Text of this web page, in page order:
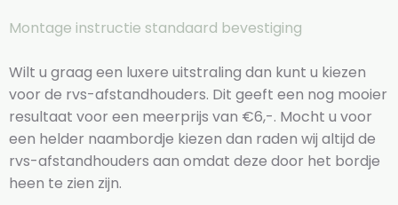
Montage instructie standaard bevestiging
Wilt u graag een luxere uitstraling dan kunt u kiezen
voor de rvs-afstandhouders. Dit geeft een nog mooier
resultaat voor een meerprijs van €6,-. Mocht u voor
een helder naambordje kiezen dan raden wij altijd de
rvs-afstandhouders aan omdat deze door het bordje
heen te zien zijn.